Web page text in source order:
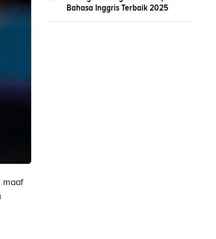
maaf
Bahasa Inggris Terbaik 2025